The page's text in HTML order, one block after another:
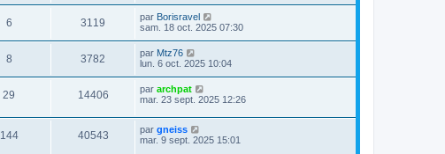
6 3119 par Borisravel
sam. 18 oct. 2025 07:30
8 3782 par Mtz76
lun. 6 oct. 2025 10:04
29 14406 par archpat
mar. 23 sept. 2025 12:26
144 40543 par gneiss
mar. 9 sept. 2025 15:01